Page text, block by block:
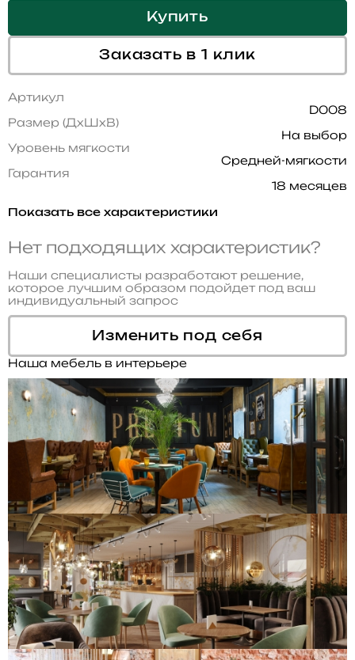
Купить
Заказать в 1 клик
Артикул
D008
Размер (ДхШхВ)
На выбор
Уровень мягкости
Средней-мягкости
Гарантия
18 месяцев
Показать все характеристики
Нет подходящих характеристик?
Наши специалисты разработают решение,
которое лучшим образом подойдет под ваш
индивидуальный запрос
Изменить под себя
Наша мебель в интерьере